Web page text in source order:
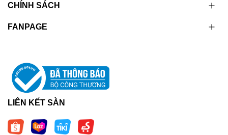
CHÍNH SÁCH
FANPAGE
LIÊN KẾT SÀN